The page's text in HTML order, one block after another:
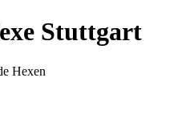
Stuttgart
Hexen